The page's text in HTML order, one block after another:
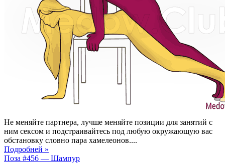
Не меняйте партнера, лучше меняйте позиции для занятий с
ним сексом и подстраивайтесь под любую окружающую вас
обстановку словно пара хамелеонов....
Подробней »
Поза #456 — Шампур